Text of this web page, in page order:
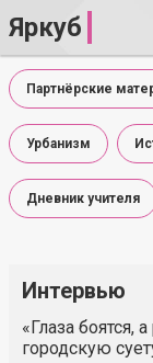
Яркуб
Партнёрские
Урбанизм
Дневник учителя
Интервью
«Глаза боятся,
городскую